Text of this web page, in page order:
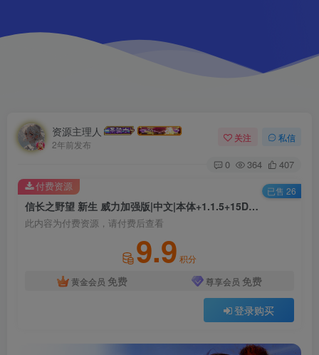
资源主理人
2年前发布
关注 私信
0 364 407
信长之野望 新生 威力加强版|中文|本体+1.1.5+15DLC|NSZ|原版|
此内容为付费资源，请付费后查看
9.9 积分
黄金会员 免费 尊享会员 免费
登录购买
付费资源 已售 26